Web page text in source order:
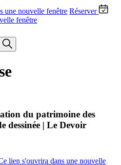
une nouvelle fenêtre Réserver
fenêtre
du patrimoine des
dessinée | Le Devoir
lien s'ouvrira dans une nouvelle